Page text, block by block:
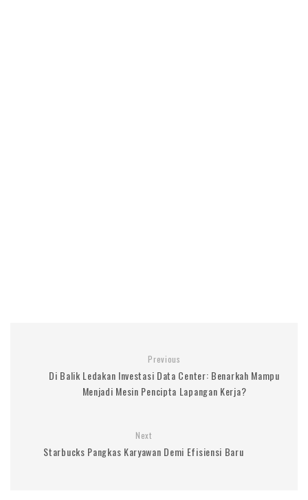
Previous
Di Balik Ledakan Investasi Data Center: Benarkah Mampu
Menjadi Mesin Pencipta Lapangan Kerja?
Next
Starbucks Pangkas Karyawan Demi Efisiensi Baru